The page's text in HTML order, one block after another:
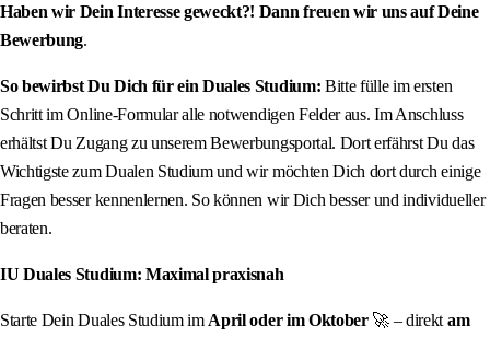
Haben wir Dein Interesse geweckt?! Dann freuen wir uns auf Deine
Bewerbung.
So bewirbst Du Dich für ein Duales Studium: Bitte fülle im ersten
Schritt im Online-Formular alle notwendigen Felder aus. Im Anschluss
erhältst Du Zugang zu unserem Bewerbungsportal. Dort erfährst Du das
Wichtigste zum Dualen Studium und wir möchten Dich dort durch einige
Fragen besser kennenlernen. So können wir Dich besser und individueller
beraten.
IU Duales Studium: Maximal praxisnah
Starte Dein Duales Studium im April oder im Oktober 🚀 – direkt am